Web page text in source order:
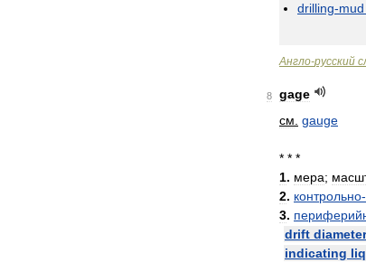
drilling-mud
Англо-русский
8
gage
см gauge
* * *
1. мера;
2. контрольно-
3.
drift diameter
indicating